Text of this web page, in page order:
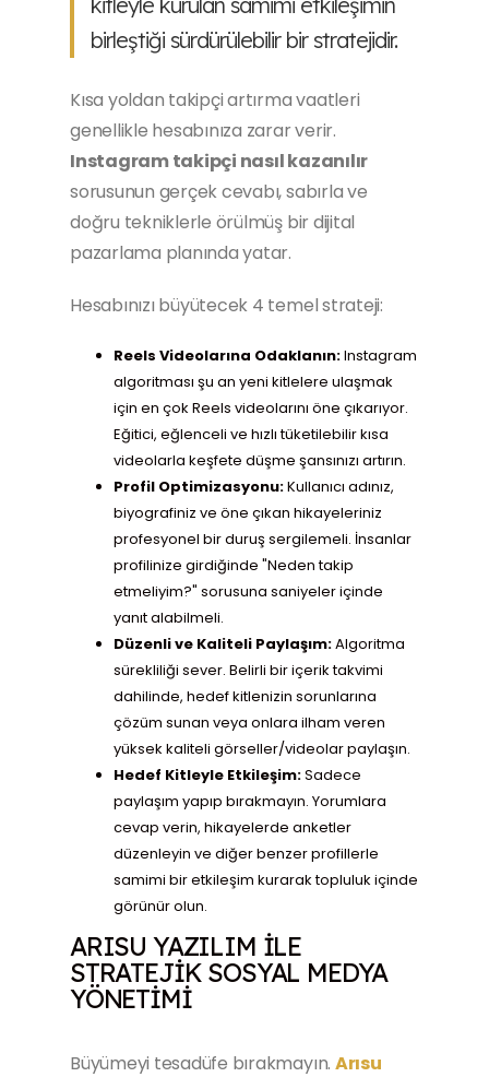
birleştiği sürdürülebilir bir stratejidir.
Kısa yoldan takipçi artırma vaatleri
genellikle hesabınıza zarar verir.
Instagram takipçi nasıl kazanılır
sorusunun gerçek cevabı, sabırla ve
doğru tekniklerle örülmüş bir dijital
pazarlama planında yatar.
Hesabınızı büyütecek 4 temel strateji:
Reels Videolarına Odaklanın:Instagram
algoritması şu an yeni kitlelere ulaşmak
için en çok Reels videolarını öne çıkarıyor.
Eğitici, eğlenceli ve hızlı tüketilebilir kısa
videolarla keşfete düşme şansınızı artırın.
Profil Optimizasyonu:Kullanıcı adınız,
biyografiniz ve öne çıkan hikayeleriniz
profesyonel bir duruş sergilemeli. İnsanlar
profilinize girdiğinde "Neden takip
etmeliyim?" sorusuna saniyeler içinde
yanıt alabilmeli.
Düzenli ve Kaliteli Paylaşım:Algoritma
sürekliliği sever. Belirli bir içerik takvimi
dahilinde, hedef kitlenizin sorunlarına
çözüm sunan veya onlara ilham veren
yüksek kaliteli görseller/videolar paylaşın.
Hedef Kitleyle Etkileşim:Sadece
paylaşım yapıp bırakmayın. Yorumlara
cevap verin, hikayelerde anketler
düzenleyin ve diğer benzer profillerle
samimi bir etkileşim kurarak topluluk içinde
görünür olun.
ARISU YAZILIM ILE
STRATEJIK SOSYAL MEDYA
YÖNETIMI
Büyümeyi tesadüfe bırakmayın. Arısu